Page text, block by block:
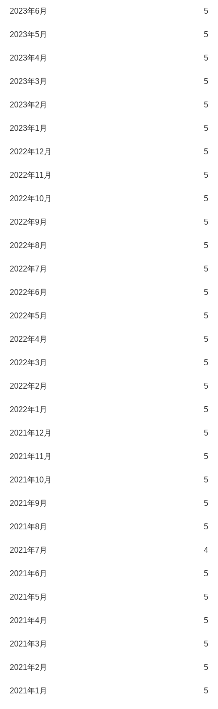
2023年6月 5
2023年5月 5
2023年4月 5
2023年3月 5
2023年2月 5
2023年1月 5
2022年12月 5
2022年11月 5
2022年10月 5
2022年9月 5
2022年8月 5
2022年7月 5
2022年6月 5
2022年5月 5
2022年4月 5
2022年3月 5
2022年2月 5
2022年1月 5
2021年12月 5
2021年11月 5
2021年10月 5
2021年9月 5
2021年8月 5
2021年7月 4
2021年6月 5
2021年5月 5
2021年4月 5
2021年3月 5
2021年2月 5
2021年1月 5